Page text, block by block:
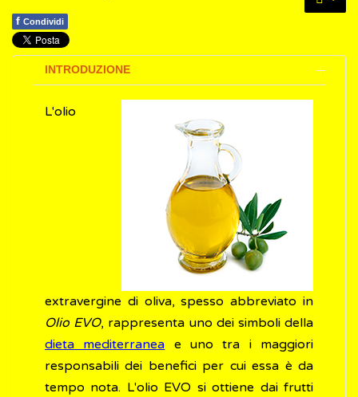
f Condividi
INTRODUZIONE
L'olio
extravergine di oliva, spesso abbreviato in
Olio EVO, rappresenta uno dei simboli della
dieta mediterranea e uno tra i maggiori
responsabili dei benefici per cui essa è da
tempo nota. L'olio EVO si ottiene dai frutti